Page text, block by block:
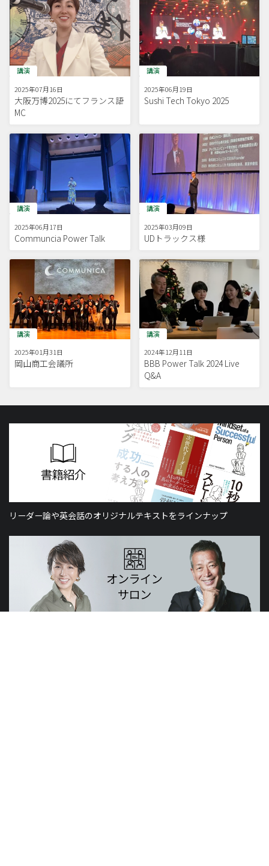
講演
2025年07月16日
大阪万博2025にてフランス語
MC
講演
2025年06月19日
Sushi Tech Tokyo 2025
講演
2025年06月17日
Communcia Power Talk
講演
2025年03月09日
UDトラックス様
講演
2025年01月31日
岡山商工会議所
講演
2024年12月11日
BBB Power Talk 2024 Live
Q&A
リーダー論や英会話のオリジナルテキストをラインナップ